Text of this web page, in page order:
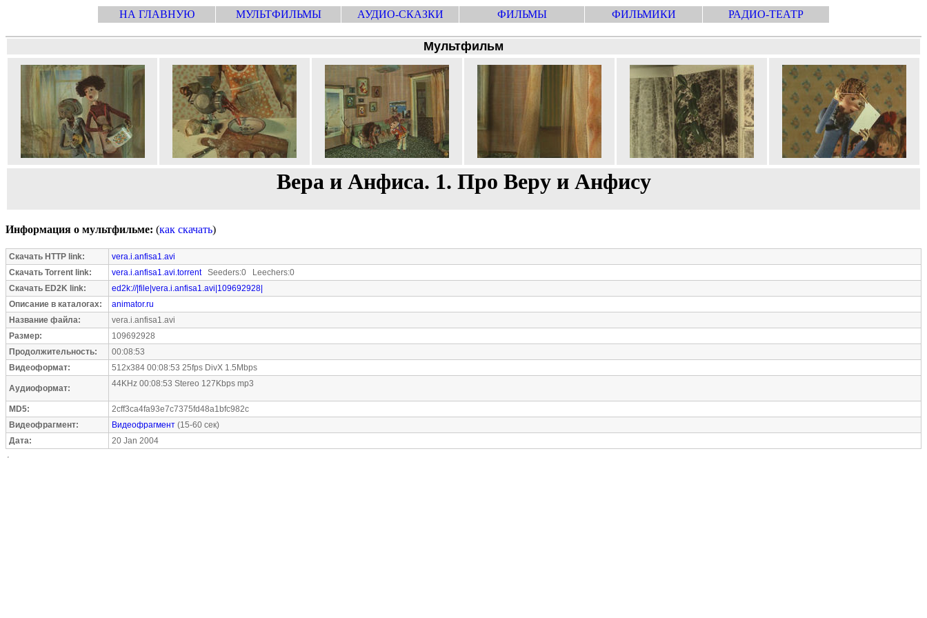
НА ГЛАВНУЮ МУЛЬТФИЛЬМЫ АУДИО-СКАЗКИ ФИЛЬМЫ ФИЛЬМИКИ РАДИО-ТЕАТР
Мультфильм
Вера и Анфиса. 1. Про Веру и Анфису
Информация о мультфильме: (как скачать)
Скачать HTTP link:
vera.i.anfisa1.avi
Скачать Torrent link:
vera.i.anfisa1.avi.torrentSeeders:0 Leechers:0
Скачать ED2K link:
ed2k://|file|vera.i.anfisa1.avi|109692928|
Описание в каталогах:
animator.ru
Название файла:
vera.i.anfisa1.avi
Размер:
109692928
Продолжительность:
00:08:53
Видеоформат:
512x384 00:08:53 25fps DivX 1.5Mbps
Аудиоформат: 44KHz 00:08:53 Stereo 127Kbps mp3
MD5:
2cff3ca4fa93e7c7375fd48a1bfc982c
Видеофрагмент:
Видеофрагмент (15-60 сек)
Дата:
20 Jan 2004